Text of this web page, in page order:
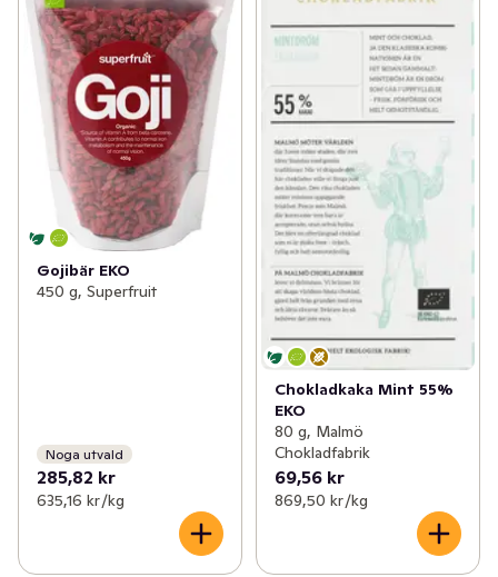
Gojibär EKO
450 g, Superfruit
Noga utvald
285,82 kr
635,16 kr /kg
Chokladkaka Mint 55%
EKO
80 g, Malmö
Chokladfabrik
69,56 kr
869,50 kr /kg